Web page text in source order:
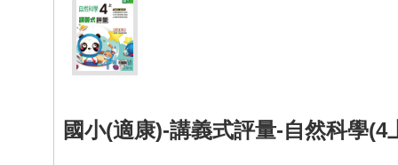
國小(適康)-講義式評量-自然科學(4